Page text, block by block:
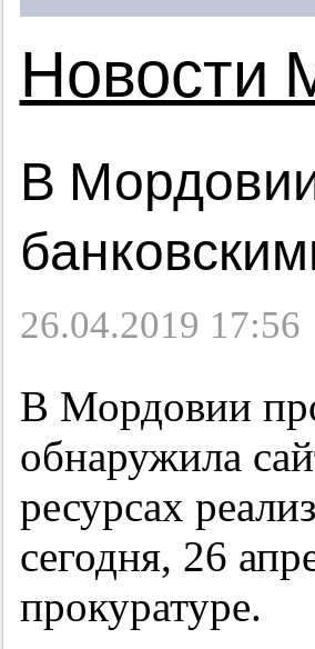
Новости
В
26.04.2019 17:56
В Мордовии
обнаружила
ресурсах
сегодня, 26
прокуратуре.